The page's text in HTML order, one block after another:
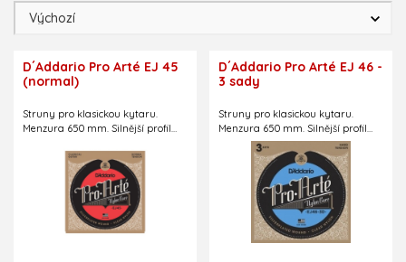
D´Addario Pro Arté EJ 45
(normal)
Struny pro klasickou kytaru.
Menzura 650 mm. Silnější profil
snadné hratelnosti a kulatosti
tónu. S těmito strunami snadno
vytvoříte mnoho barevných
D´Addario Pro Arté EJ 46 -
3 sady
Struny pro klasickou kytaru.
Menzura 650 mm. Silnější profil
melodických strun dává pocit
snadné hratelnosti a kulatosti
tónu. S těmito strunami snadno
vytvoříte mnoho barevných
rejstříků. Výhodné balení.